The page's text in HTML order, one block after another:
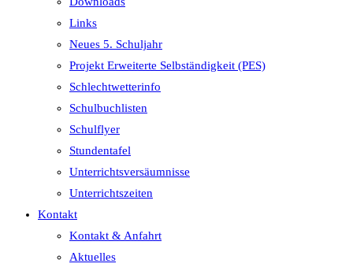
Links
Neues 5. Schuljahr
Projekt Erweiterte Selbständigkeit (PES)
Schlechtwetterinfo
Schulbuchlisten
Schulflyer
Stundentafel
Unterrichtsversäumnisse
Unterrichtszeiten
Kontakt
Kontakt & Anfahrt
Aktuelles